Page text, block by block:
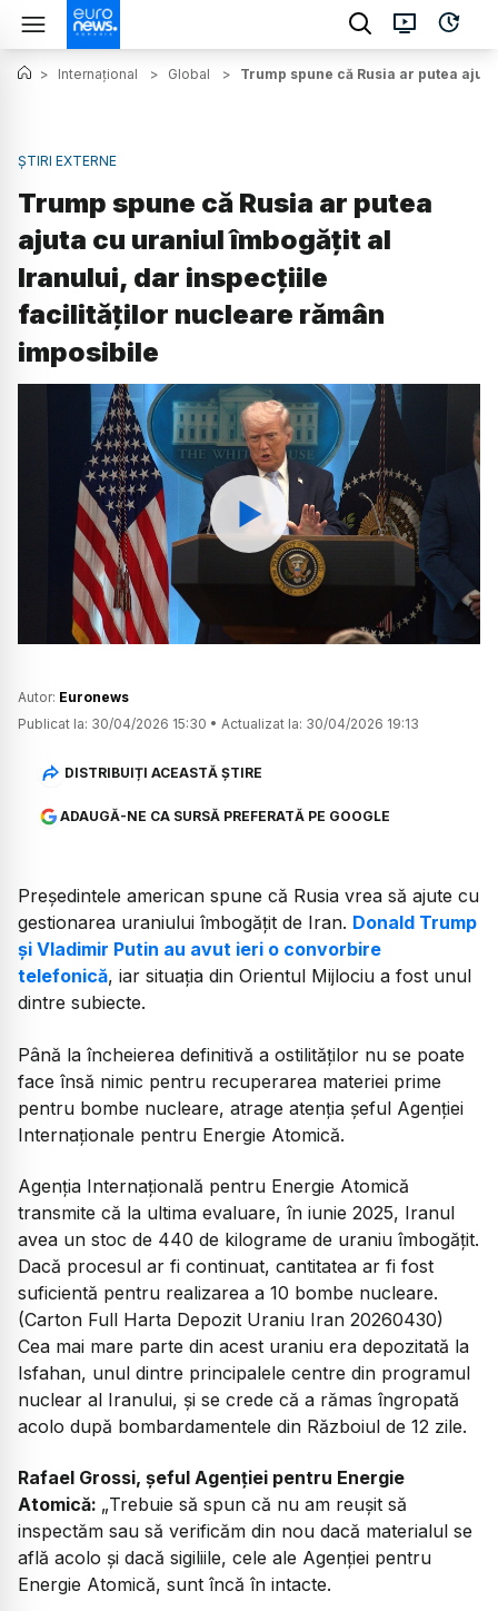
> Internațional > Global > Trump spune că Rusia ar putea
ȘTIRI EXTERNE
Trump spune că Rusia ar putea
ajuta cu uraniul îmbogățit al
Iranului, dar inspecțiile
facilităților nucleare rămân
imposibile
Watch
Autor: Euronews
Publicat la: 30/04/2026 15:30 • Actualizat la: 30/04/2026 19:13
DISTRIBUIȚI ACEASTĂ ȘTIRE
ADAUGĂ-NE CA SURSĂ PREFERATĂ PE GOOGLE
Președintele american spune că Rusia vrea să ajute cu
gestionarea uraniului îmbogățit de Iran. Donald Trump
și Vladimir Putin au avut ieri o convorbire
telefonică, iar situația din Orientul Mijlociu a fost unul
dintre subiecte.
Până la încheierea definitivă a ostilităților nu se poate
face însă nimic pentru recuperarea materiei prime
pentru bombe nucleare, atrage atenția șeful Agenției
Internaționale pentru Energie Atomică.
Agenția Internațională pentru Energie Atomică
transmite că la ultima evaluare, în iunie 2025, Iranul
avea un stoc de 440 de kilograme de uraniu îmbogățit.
Dacă procesul ar fi continuat, cantitatea ar fi fost
suficientă pentru realizarea a 10 bombe nucleare.
(Carton Full Harta Depozit Uraniu Iran 20260430)
Cea mai mare parte din acest uraniu era depozitată la
Isfahan, unul dintre principalele centre din programul
nuclear al Iranului, și se crede că a rămas îngropată
acolo după bombardamentele din Războiul de 12 zile.
Rafael Grossi, șeful Agenției pentru Energie
Atomică: „Trebuie să spun că nu am reușit să
inspectăm sau să verificăm din nou dacă materialul se
află acolo și dacă sigiliile, cele ale Agenției pentru
Energie Atomică, sunt încă în intacte.